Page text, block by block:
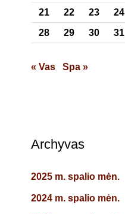
21
22 23 24
28
29 30 31
« Vas Spa »
Archyvas
2025 m. spalio mėn.
2024 m. spalio mėn.